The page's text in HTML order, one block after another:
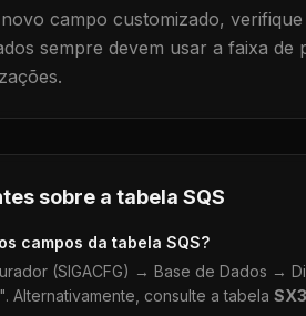
campo customizado,
sempre devem usar a faixa
sobre a tabela SQS
campos da tabela SQS?
(SIGACFG) → Base de Dados →
Alternativamente, consulte a tabela SX3